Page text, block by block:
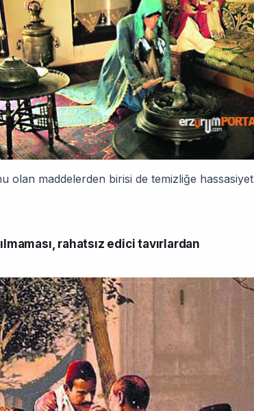
olan maddelerden birisi de temizliğe hassasiyet
rahatsız edici tavırlardan